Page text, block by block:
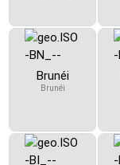
Brunéi
Brunéi